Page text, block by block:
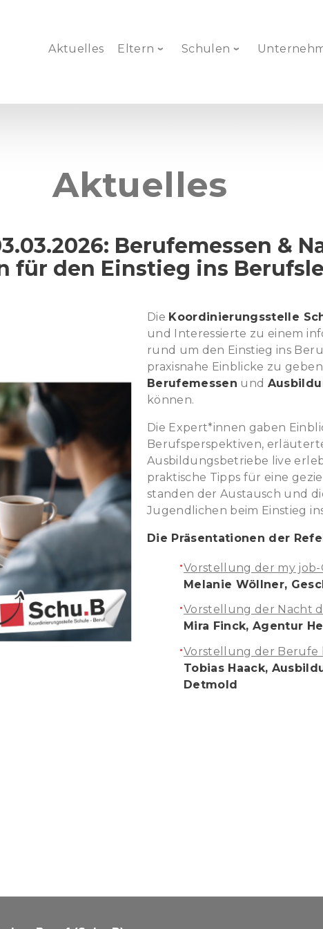
Aktuelles Eltern Schulen
Aktuelles
Berufemessen &
für den Einstieg ins
Die Koordinierungsstelle
und Interessierte zu einem
rund um den Einstieg ins
praxisnahe Einblicke zu
Berufemessen und
können.
Die Expert*innen gaben
Berufsperspektiven,
Ausbildungsbetriebe live
praktische Tipps für eine
standen der Austausch und
Jugendlichen beim Einstieg
Die Präsentationen der
Vorstellung der my job-
Melanie Wöllner,
Vorstellung der Nacht
Mira Finck, Agentur
Vorstellung der Berufe
Tobias Haack,
Detmold